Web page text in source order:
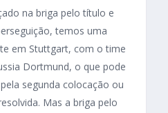
na briga pelo título e
temos uma
em Stuttgart, com o time
Dortmund, o que pode
segunda colocação ou
Mas a briga pelo